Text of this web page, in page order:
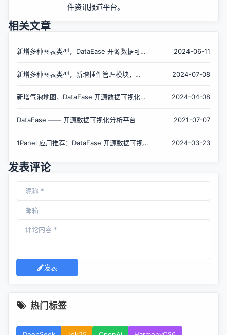
件资讯报道平台。
相关文章
新增多种图表类型，DataEase 开源数据可视
2024-06-11
新增多种图表类型，新增插件管理模块，
布
2024-07-08
新增气泡地图，DataEase 开源数据可视化分
2024-04-08
DataEase —— 开源数据可视化分析平台 2021-07-07
1Panel 应用推荐：DataEase 开源数据可视化
2024-03-23
发表评论
发表
热门标签